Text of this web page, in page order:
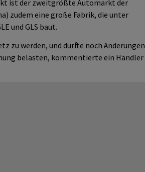
ist der zweitgrößte Automarkt der
zudem eine große Fabrik, die unter
und GLS baut.
zu werden, und dürfte noch Änderungen
belasten, kommentierte ein Händler